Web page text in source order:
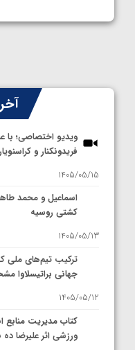
ویدیو اختصاصی؛ با
فریدونکنار و
1405/05/15
اسماعیل و محمد
کشتی روسیه
1405/05/13
ترکیب تیم‌های ملی
جهانی براتیسلاوا
1405/05/12
کتاب مدیریت منابع
ورزشی اثر علیرضا